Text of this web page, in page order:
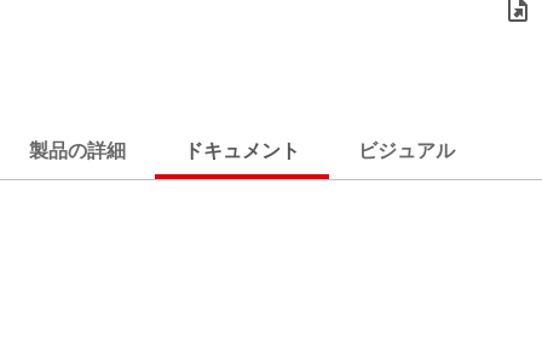
製品の詳細 ドキュメント ビジュアル